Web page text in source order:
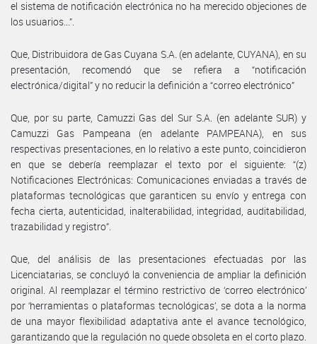
el sistema de notificación electrónica no ha merecido objeciones de
los usuarios...”.
Que, Distribuidora de Gas Cuyana S.A. (en adelante, CUYANA), en su
presentación, recomendó que se refiera a “notificación
electrónica/digital” y no reducir la definición a “correo electrónico”
Que, por su parte, Camuzzi Gas del Sur S.A. (en adelante SUR) y
Camuzzi Gas Pampeana (en adelante PAMPEANA), en sus
respectivas presentaciones, en lo relativo a este punto, coincidieron
en que se debería reemplazar el texto por el siguiente: “(z)
Notificaciones Electrónicas: Comunicaciones enviadas a través de
plataformas tecnológicas que garanticen su envío y entrega con
fecha cierta, autenticidad, inalterabilidad, integridad, auditabilidad,
trazabilidad y registro”.
Que, del análisis de las presentaciones efectuadas por las
Licenciatarias, se concluyó la conveniencia de ampliar la definición
original. Al reemplazar el término restrictivo de ‘correo electrónico’
por ‘herramientas o plataformas tecnológicas’, se dota a la norma
de una mayor flexibilidad adaptativa ante el avance tecnológico,
garantizando que la regulación no quede obsoleta en el corto plazo.